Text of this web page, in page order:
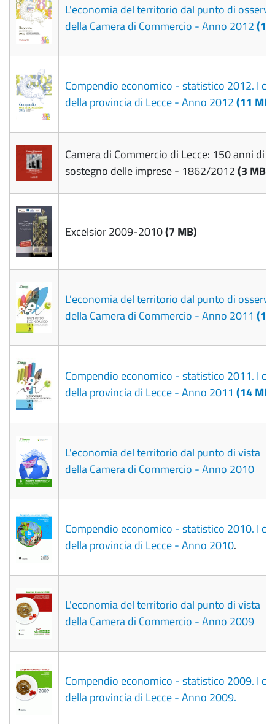
L'economia del territorio dal punto di
della Camera di Commercio - Anno 2012
Compendio economico - statistico 2012. I
della provincia di Lecce - Anno 2012(11 MB)
Camera di Commercio di Lecce: 150 anni di
sostegno delle imprese - 1862/2012(3 MB)
Excelsior 2009-2010(7 MB)
L'economia del territorio dal punto di
della Camera di Commercio - Anno 2011
Compendio economico - statistico 2011. I
della provincia di Lecce - Anno 2011 (14 MB)
L'economia del territorio dal punto di vista
della Camera di Commercio - Anno 2010
Compendio economico - statistico 2010. I
della provincia di Lecce - Anno 2010.
L'economia del territorio dal punto di vista
della Camera di Commercio - Anno 2009
Compendio economico - statistico 2009. I
della provincia di Lecce - Anno 2009.